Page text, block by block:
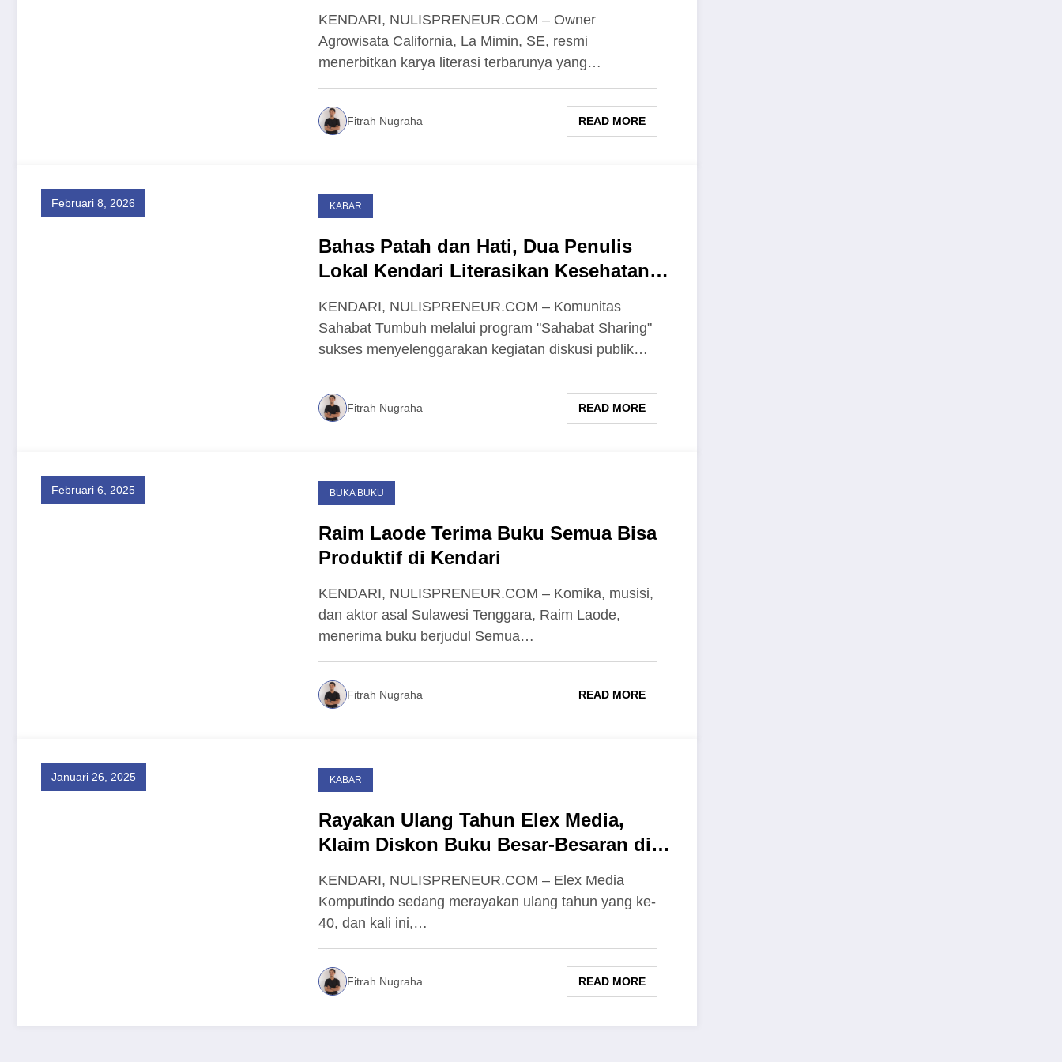
KENDARI, NULISPRENEUR.COM – Owner
Agrowisata California, La Mimin, SE, resmi
menerbitkan karya literasi terbarunya yang…
Fitrah Nugraha READ MORE
Februari 8, 2026 KABAR
Bahas Patah dan Hati, Dua Penulis
Lokal Kendari Literasikan Kesehatan
KENDARI, NULISPRENEUR.COM – Komunitas
Sahabat Tumbuh melalui program "Sahabat Sharing"
sukses menyelenggarakan kegiatan diskusi publik…
Fitrah Nugraha READ MORE
Februari 6, 2025 BUKA BUKU
Raim Laode Terima Buku Semua Bisa
Produktif di Kendari
KENDARI, NULISPRENEUR.COM – Komika, musisi,
dan aktor asal Sulawesi Tenggara, Raim Laode,
menerima buku berjudul Semua…
Fitrah Nugraha READ MORE
Januari 26, 2025 KABAR
Rayakan Ulang Tahun Elex Media,
Klaim Diskon Buku Besar-Besaran di
KENDARI, NULISPRENEUR.COM – Elex Media
Komputindo sedang merayakan ulang tahun yang ke-
40, dan kali ini,…
Fitrah Nugraha READ MORE